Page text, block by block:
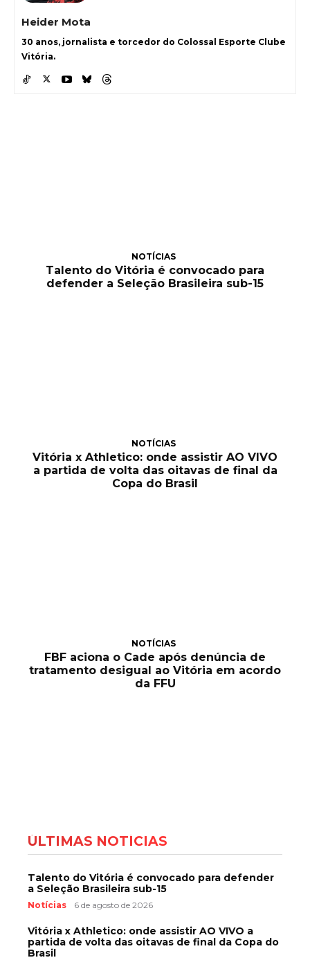
Heider Mota
30 anos, jornalista e torcedor do Colossal Esporte Clube
Vitória.
NOTÍCIAS
Talento do Vitória é convocado para
defender a Seleção Brasileira sub-15
NOTÍCIAS
Vitória x Athletico: onde assistir AO VIVO
a partida de volta das oitavas de final da
Copa do Brasil
NOTÍCIAS
FBF aciona o Cade após denúncia de
tratamento desigual ao Vitória em acordo
da FFU
ÚLTIMAS NOTÍCIAS
Talento do Vitória é convocado para defender
a Seleção Brasileira sub-15
Notícias 6 de agosto de 2026
Vitória x Athletico: onde assistir AO VIVO a
partida de volta das oitavas de final da Copa do
Brasil